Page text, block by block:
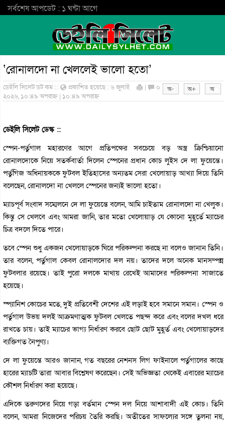
সর্বশেষ আপডেট : ১ ঘন্টা আগে
‘রোনালদো না খেললেই ভালো হতো’
ডেইলি সিলেট ডট কম ::
প্রকাশিত হয়েছে : ৬ জুলাই
২০২৬, ১০:৪৯ অপরাহ্ন | ১০:৪৯ অপরাহ্ন
| ০
ডেইলি সিলেট ডেস্ক ::
স্পেন-পর্তুগাল মহারণের আগে প্রতিপক্ষের সবচেয়ে বড় অস্ত্র ক্রিশ্চিয়ানো
রোনালদোকে নিয়ে সতর্কবার্তা দিলেন স্পেনের প্রধান কোচ লুইস দে লা ফুয়েন্তে।
পর্তুগিজ অধিনায়ককে ফুটবল ইতিহাসের অন্যতম সেরা খেলোয়াড় আখ্যা দিয়ে তিনি
বলেছেন, রোনালদো না খেললে স্পেনের জন্যই ভালো হতো।
ম্যাচপূর্ব সংবাদ সম্মেলনে দে লা ফুয়েন্তে বলেন, আমি চাইতাম রোনালদো না খেলুক।
কিন্তু সে খেলবে এবং আমরা জানি, তার মতো খেলোয়াড় যে কোনো মুহূর্তে ম্যাচের
চিত্র বদলে দিতে পারে।
তবে স্পেন শুধু একজন খেলোয়াড়কে ঘিরে পরিকল্পনা করছে না বলেও জানান তিনি।
তার বলেন, পর্তুগাল কেবল রোনালদোর দল নয়। তাদের দলে অনেক মানসম্পন্ন
ফুটবলার রয়েছে। তাই পুরো দলকে মাথায় রেখেই আমাদের পরিকল্পনা সাজাতে
হয়েছে।
স্প্যানিশ কোচের মতে, দুই প্রতিবেশী দেশের এই লড়াই হবে সমানে সমান। স্পেন ও
পর্তুগাল উভয় দলই আক্রমণাত্মক ফুটবল খেলতে পছন্দ করে এবং বলের দখল ধরে
রাখতে চায়। তাই ম্যাচের ভাগ্য নির্ধারণ করবে ছোট ছোট মুহূর্ত এবং খেলোয়াড়দের
ব্যক্তিগত নৈপুণ্য।
দে লা ফুয়েন্তে আরও জানান, গত বছরের নেশনস লিগ ফাইনালে পর্তুগালের কাছে
হারের ম্যাচটি তারা আবার বিশ্লেষণ করেছেন। সেই অভিজ্ঞতা থেকেই এবারের ম্যাচের
কৌশল নির্ধারণ করা হয়েছে।
এদিকে তরুণদের নিয়ে গড়া বর্তমান স্পেন দল নিয়ে আশাবাদী এই কোচ। তিনি
বলেন, আমরা নিজেদের পরিচয় তৈরি করছি। অতীতের সাফল্যের সঙ্গে তুলনা নয়,